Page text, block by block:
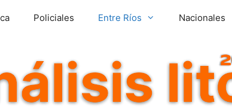
Policiales Entre Ríos Nacionales